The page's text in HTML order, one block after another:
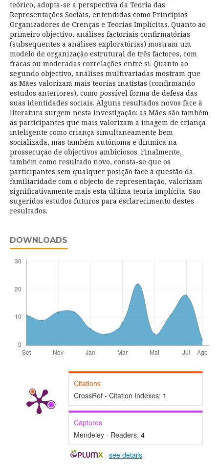
teórico, adopta-se a perspectiva da Teoria das
Representações Sociais, entendidas como Princípios
Organizadores de Crenças e Teorias Implícitas. Quanto ao
primeiro objectivo, análises factoriais confirmatórias
(subsequentes a análises exploratórias) mostram um
modelo de organização estrutural de três factores, com
fracas ou moderadas correlações entre si. Quanto ao
segundo objectivo, análises multivariadas mostram que
as Mães valorizam mais teorias inatistas (confirmando
estudos anteriores), como possível forma de defesa das
suas identidades sociais. Alguns resultados novos face à
literatura surgem nesta investigação: as Mães são também
as participantes que mais valorizam a imagem de criança
inteligente como criança simultaneamente bem
socializada, mas também autónoma e dinmica na
prossecução de objectivos ambiciosos. Finalmente,
também como resultado novo, consta-se que os
participantes sem qualquer posição face à questão da
familiaridade com o objecto de representação, valorizam
significativamente mais esta última teoria implícita. São
sugeridos estudos futuros para esclarecimento destes
resultados.
DOWNLOADS
Citations
CrossRef - Citation Indexes: 1
Captures
Mendeley - Readers: 4
- see details